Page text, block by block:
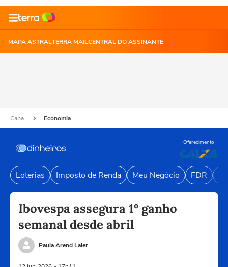
MAPA ASTRALTERRA MAILCENTRAL DO ASSINANTE
Capa Economia
Oferecimento
Loterias Imposto de Renda Meu Negócio FDR
Ibovespa assegura 1º ganho
semanal desde abril
Paula Arend Laier